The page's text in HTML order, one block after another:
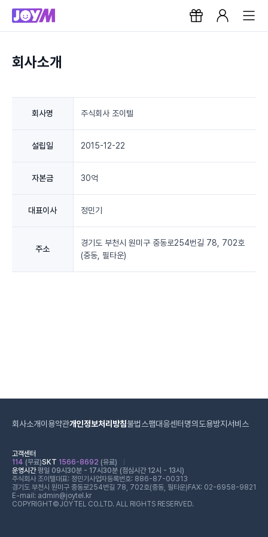
회사소개
회사명 주식회사 조이텔
설립일 2015-12-22
자본금 30억
대표이사 정민기
주소
경기도 부천시 원미구 중동로254번길 78, 702호
(중동, 필타운)
회사소개이용약관개인정보처리방침불법스팸대응센터 명의도용방지서비스
고객센터
114 (무료)SKT 1566-8692 (유료)
운영시간평일 09시30분 - 17시30분 (점심시간 12시 - 13시)
주식회사 조이텔대표: 정민기 사업자등록번호: 886-87-00313
경기도 부천시 원미구 중동로254번길 78, 702호(중동, 필타운) FAX: 02-6958-9821
E-mail: admin@joytel.kr
COPYRIGHT©JOYTEL CO.LTD. ALL RIGHTS RESERVED.